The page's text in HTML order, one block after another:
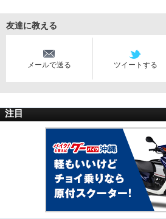
友達に教える
メールで送る ツイートする
注目